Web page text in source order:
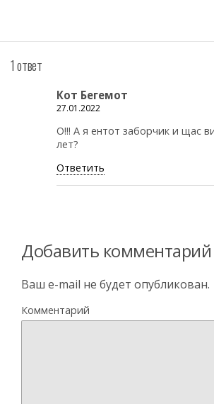
1 ответ
Кот Бегемот
27.01.2022
О!!! А я ентот заборчик и щас
лет?
Ответить
Добавить комментарий
Ваш e-mail не будет опубликован.
Комментарий